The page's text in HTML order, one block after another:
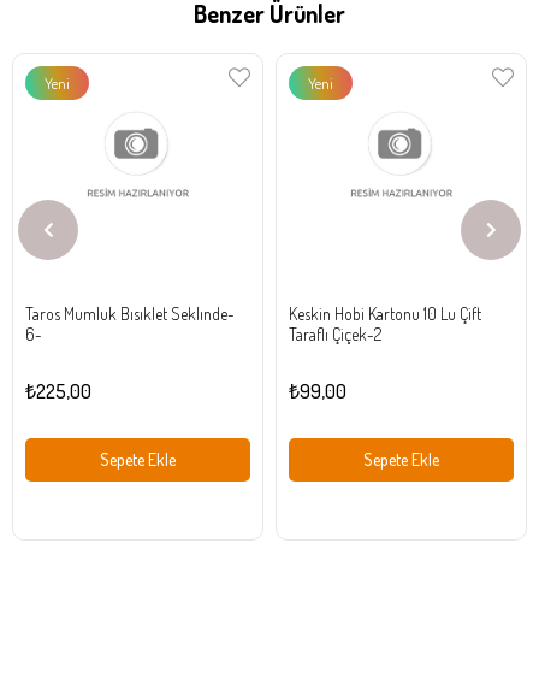
Benzer Ürünler
Taros Mumluk Bısıklet Seklınde-
6-
₺225,00
Sepete Ekle
Yeni
Keskin Hobi Kartonu 10 Lu Çift
Taraflı Çiçek-2
₺99,00
Sepete Ekle
Yeni